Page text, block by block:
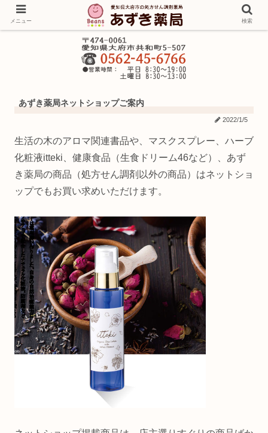
あずき薬局ネットショップご案内
2022/1/5
生活の木のアロマ関連書品や、マスクスプレー、ハーブ
化粧液itteki、健康食品（生食ドリーム46など）、あず
き薬局の商品（処方せん調剤以外の商品）はネットショ
ップでもお買い求めいただけます。
メニュー 検索